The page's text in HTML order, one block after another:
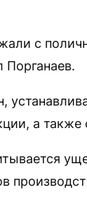
с
Порганаев.
а также